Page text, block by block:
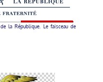
la République. Le faisceau de